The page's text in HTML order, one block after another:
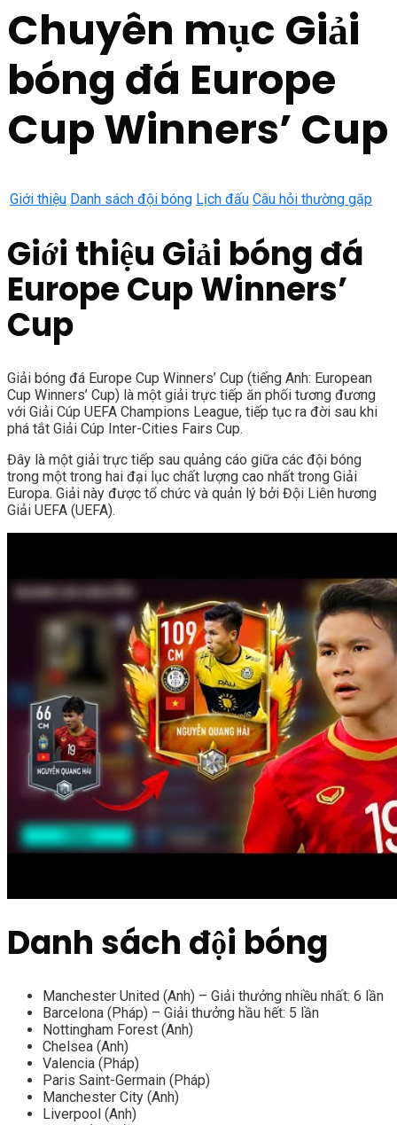
Chuyên mục Giải
bóng đá Europe
Cup Winners’ Cup
Giới thiệu Danh sách đội bóng Lịch đấu Câu hỏi thường gặp
Giới thiệu Giải bóng đá
Europe Cup Winners’
Cup
Giải bóng đá Europe Cup Winners’ Cup (tiếng Anh: European
Cup Winners’ Cup) là một giải trực tiếp ăn phối tương đương
với Giải Cúp UEFA Champions League, tiếp tục ra đời sau khi
phá tắt Giải Cúp Inter-Cities Fairs Cup.
Đây là một giải trực tiếp sau quảng cáo giữa các đội bóng
trong một trong hai đại lục chất lượng cao nhất trong Giải
Europa. Giải này được tổ chức và quản lý bởi Đội Liên hương
Giải UEFA (UEFA).
Danh sách đội bóng
Manchester United (Anh) – Giải thưởng nhiều nhất: 6 lần
Barcelona (Pháp) – Giải thưởng hầu hết: 5 lần
Nottingham Forest (Anh)
Chelsea (Anh)
Valencia (Pháp)
Paris Saint-Germain (Pháp)
Manchester City (Anh)
Liverpool (Anh)